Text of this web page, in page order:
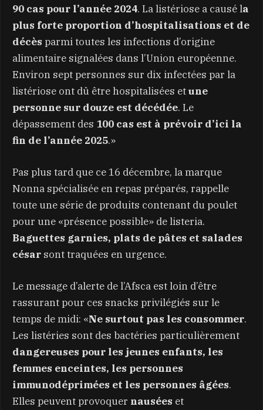
90 cas pour l’année 2024. La listériose a causé la
plus forte proportion d’hospitalisations et de
décès parmi toutes les infections d’origine
alimentaire signalées dans l’Union européenne.
Environ sept personnes sur dix infectées par la
listériose ont dû être hospitalisées etune
personne sur douze est décédée. Le
dépassement des 100 cas est à prévoir d’ici la
fin de l’année 2025.»
Pas plus tard que ce 16 décembre, la marque
Nonna spécialisée en repas préparés, rappelle
toute une série de produits contenant du poulet
pour une «présence possible» de listeria.
Baguettes garnies, plats de pâtes et salades
césar sont traquées en urgence.
Le message d’alerte de l’Afsca est loin d’être
rassurant pour ces snacks privilégiés sur le
temps de midi: «Ne surtout pas les consommer.
Les listéries sont des bactéries particulièrement
dangereuses pour les jeunes enfants, les
femmes enceintes, les personnes
immunodéprimées et les personnes âgées.
Elles peuvent provoquer nausées et